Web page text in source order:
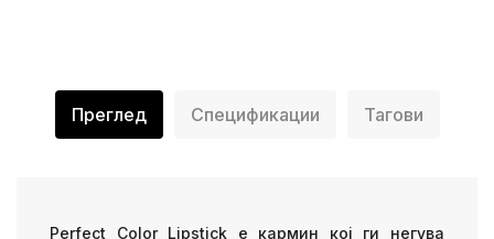
Преглед Спецификации Тагови
Perfect Color Lipstick е кармин кој ги негува